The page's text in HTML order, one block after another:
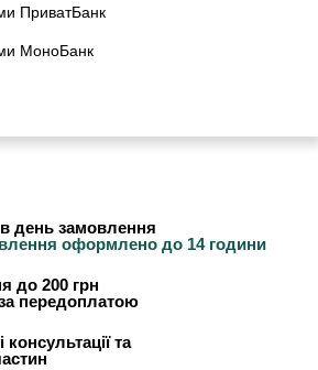
ПриватБанк
МоноБанк
день замовлення
оформлено до 14 години
до 200 грн
передоплатою
та